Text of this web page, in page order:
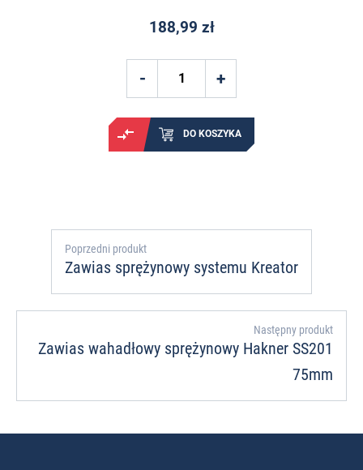
188,99 zł
DO KOSZYKA
Poprzedni produkt
Zawias sprężynowy systemu Kreator
Następny produkt
Zawias wahadłowy sprężynowy Hakner SS201
75mm